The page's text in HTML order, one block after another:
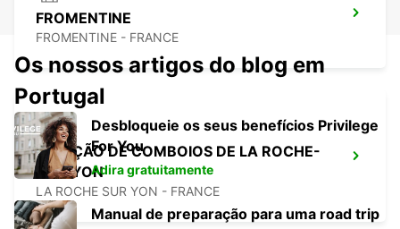
FROMENTINE
FROMENTINE - FRANCE
ESTAÇÃO DE COMBOIOS DE LA ROCHE-
SUR-YON
LA ROCHE SUR YON - FRANCE
Os nossos artigos do blog em
Portugal
Desbloqueie os seus benefícios Privilege
For You
Adira gratuitamente
Manual de preparação para uma road trip